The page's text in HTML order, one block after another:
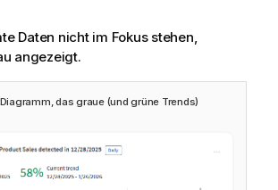
Daten nicht im Fokus stehen,
angezeigt.
das graue (und grüne Trends)